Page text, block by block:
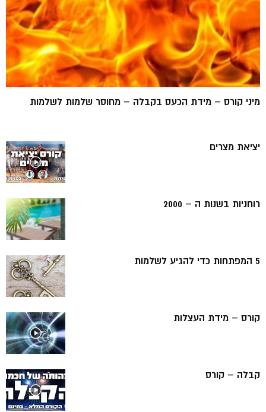
מיני קורס – מידת הכעס בקבלה – מחוסר שלמות לשלמות
יציאת מצרים
רוחניות בשנות ה – 2000
5 המפתחות כדי להגיע לשלמות
קורס – מידת העצלות
קבלה – קורס